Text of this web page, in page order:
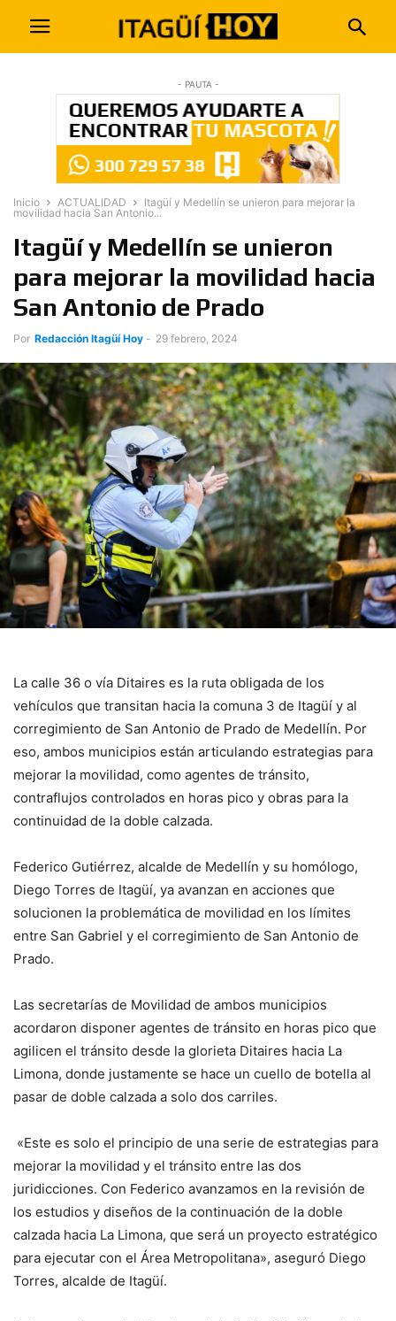
- PAUTA -
Inicio ACTUALIDAD
Itagüí y Medellín se unieron para mejorar la
movilidad hacia San Antonio...
Itagüí y Medellín se unieron
para mejorar la movilidad hacia
San Antonio de Prado
Por Redacción Itagüí Hoy - 29 febrero, 2024
La calle 36 o vía Ditaires es la ruta obligada de los
vehículos que transitan hacia la comuna 3 de Itagüí y al
corregimiento de San Antonio de Prado de Medellín. Por
eso, ambos municipios están articulando estrategias para
mejorar la movilidad, como agentes de tránsito,
contraflujos controlados en horas pico y obras para la
continuidad de la doble calzada.
Federico Gutiérrez, alcalde de Medellín y su homólogo,
Diego Torres de Itagüí, ya avanzan en acciones que
solucionen la problemática de movilidad en los límites
entre San Gabriel y el corregimiento de San Antonio de
Prado.
Las secretarías de Movilidad de ambos municipios
acordaron disponer agentes de tránsito en horas pico que
agilicen el tránsito desde la glorieta Ditaires hacia La
Limona, donde justamente se hace un cuello de botella al
pasar de doble calzada a solo dos carriles.
«Este es solo el principio de una serie de estrategias para
mejorar la movilidad y el tránsito entre las dos
juridicciones. Con Federico avanzamos en la revisión de
los estudios y diseños de la continuación de la doble
calzada hacia La Limona, que será un proyecto estratégico
para ejecutar con el Área Metropolitana», aseguró Diego
Torres, alcalde de Itagüí.